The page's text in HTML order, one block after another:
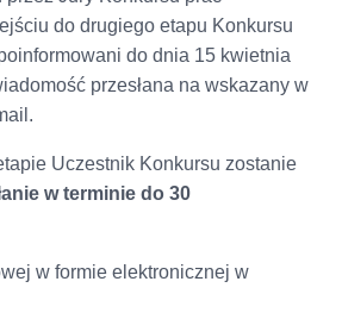
do drugiego etapu Konkursu
do dnia 15 kwietnia
przesłana na wskazany w
Uczestnik Konkursu zostanie
w terminie do 30
w formie elektronicznej w